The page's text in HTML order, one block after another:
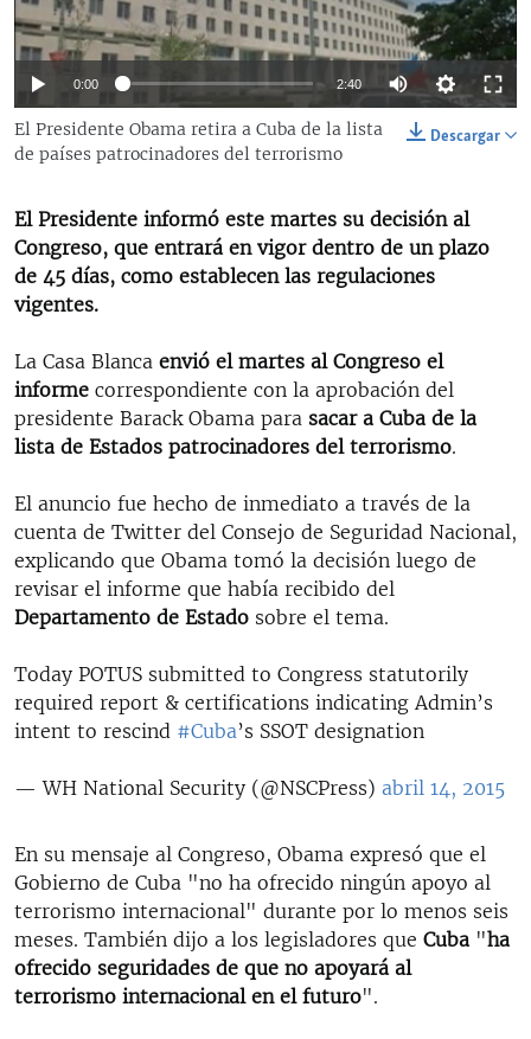
RADIO MARTÍ
ESPECIALES
ESPECIALES
LA REALIDAD DE LA VIVIENDA EN CUBA
LOS SANTOS DE HIALEAH
DESINFORMACIÓN RUSA EN AMÉRICA LATINA
LA INVASIÓN DE RUSIA A UCRANIA
MULTIMEDIA
EDITORIALES
SÍGUENOS
0:00 2:40
Descargar
El Presidente Obama retira a Cuba de la lista
de países patrocinadores del terrorismo
El Presidente informó este martes su decisión al
Congreso, que entrará en vigor dentro de un plazo
de 45 días, como establecen las regulaciones
vigentes.
La Casa Blanca envió el martes al Congreso el
informe correspondiente con la aprobación del
presidente Barack Obama para sacar a Cuba de la
lista de Estados patrocinadores del terrorismo.
El anuncio fue hecho de inmediato a través de la
cuenta de Twitter del Consejo de Seguridad Nacional,
explicando que Obama tomó la decisión luego de
revisar el informe que había recibido del
Departamento de Estado sobre el tema.
Today POTUS submitted to Congress statutorily
required report & certifications indicating Admin’s
intent to rescind #Cuba’s SSOT designation
— WH National Security (@NSCPress) abril 14, 2015
En su mensaje al Congreso, Obama expresó que el
Gobierno de Cuba "no ha ofrecido ningún apoyo al
terrorismo internacional" durante por lo menos seis
meses. También dijo a los legisladores que Cuba "ha
ofrecido seguridades de que no apoyará al
terrorismo internacional en el futuro".